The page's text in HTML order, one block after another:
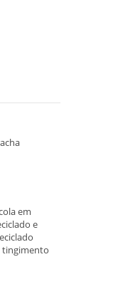
em
e
tingimento